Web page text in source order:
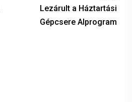
Lezárult a Háztartási
Gépcsere Alprogram